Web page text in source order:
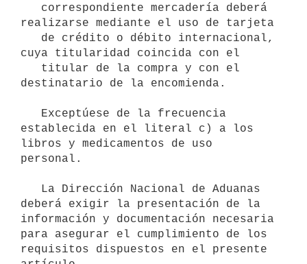
realizarse mediante el uso de tarjeta
cuya titularidad coincida con el
destinatario de la encomienda.
establecida en el literal c) a los
libros y medicamentos de uso
personal.
deberá exigir la presentación de la
información y documentación necesaria
para asegurar el cumplimiento de los
requisitos dispuestos en el presente